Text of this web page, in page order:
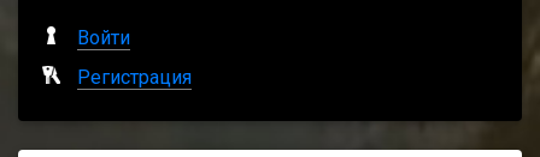
Войти
Регистрация